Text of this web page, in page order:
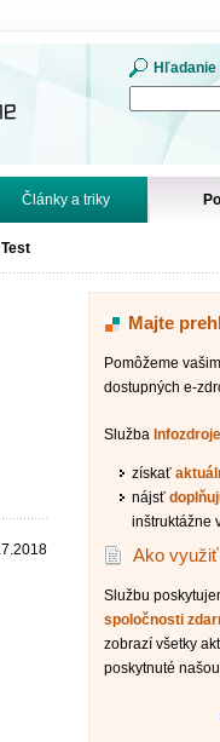
Články a triky
Majte
Pomôžeme
dostupných e-
Služba
získať
nájsť
inštruktážne
Ako
Službu
spoločnosti
zobrazí všetky
poskytnuté